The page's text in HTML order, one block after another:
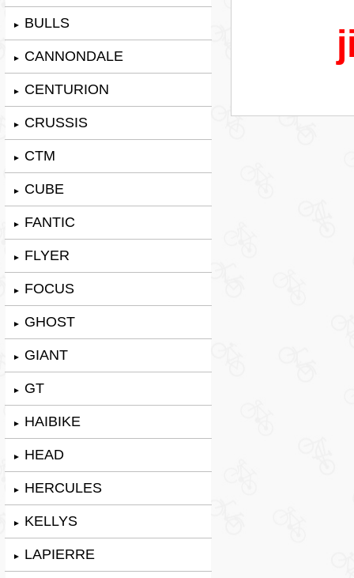
► BULLS
► CANNONDALE
► CENTURION
► CRUSSIS
► CTM
► CUBE
► FANTIC
► FLYER
► FOCUS
► GHOST
► GIANT
► GT
► HAIBIKE
► HEAD
► HERCULES
► KELLYS
► LAPIERRE